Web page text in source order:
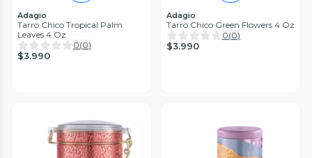
Adagio
Tarro Chico Tropical Palm
Leaves 4 Oz
0(0)
$3.990
Adagio
Tarro Chico Green Flowers 4 Oz
0(0)
$3.990